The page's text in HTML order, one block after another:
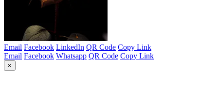
Email Facebook LinkedIn QR Code Copy Link
Email Facebook Whatsapp QR Code Copy Link
×